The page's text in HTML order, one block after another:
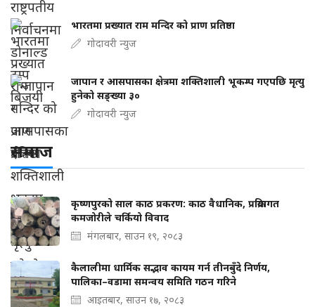
भारतमा प्रख्यात राम मन्दिर को प्राण प्रतिष्ठा
गोदावरी न्युज
जापान र आसपासका क्षेत्रमा शक्तिशाली भूकम्प गएपछि मृत्यु
हुनेको सङ्ख्या ३०
गोदावरी न्युज
समाज
कृष्णपुरको साल काठ प्रकरण: काठ वैधानिक, प्रक्रियागत
कमजोरीले चर्कियो विवाद
मंगलबार, साउन १९, २०८३
कैलालीमा धार्मिक सद्भाव कायम गर्न तीनबुँदे निर्णय,
पालिका–वडामा समन्वय समिति गठन गरिने
आइतबार, साउन १७, २०८३